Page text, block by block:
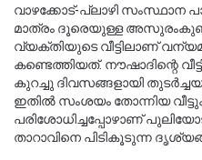
വാഴക്കോട്-പ്ലാഴി സംസ്ഥാന
മാത്രം ദൂരെയുള്ള
വ്യക്തിയുടെ വീട്ടിലാണ്
കണ്ടെത്തിയത്. നൗഷാദിന്റെ
കുറച്ചു ദിവസങ്ങളായി
ഇതിൽ സംശയം തോന്നിയ
പരിശോധിച്ചപ്പോഴാണ്
താറാവിനെ പിടികൂടുന്ന